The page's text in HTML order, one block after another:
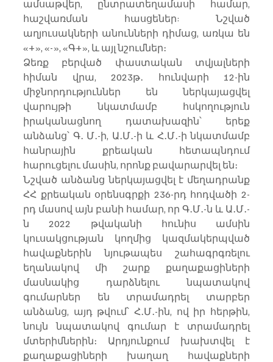
ամսաթվեր, ընտրատեղամասի համար,
հաշվառման հասցեներ: Նշված
աղյուսակների անունների դիմաց, առկա են
«+», «-», «Գ+», և այլ նշումներ։
Ձեռք բերված փաստական տվյալների
հիման վրա, 2023թ․ հունվարի 12-ին
միջնորդություններ են ներկայացվել
վարույթի նկատմամբ հսկողություն
իրականացնող դատախազին՝ երեք
անձանց՝ Գ․ Մ․-ի, Ա․Մ․-ի և Հ․Մ․-ի նկատմամբ
հանրային քրեական հետապնդում
հարուցելու մասին, որոնք բավարարվել են։
Նշված անձանց ներկայացվել է մեղադրանք
ՀՀ քրեական օրենսգրքի 236-րդ հոդվածի 2-
րդ մասով այն բանի համար, որ Գ․Մ․-ն և Ա․Մ․-
ն 2022 թվականի հունիս ամսին
կուսակցության կողմից կազմակերպված
հավաքներին նյութապես շահագրգռելու
եղանակով մի շարք քաղաքացիների
մասնակից դարձնելու նպատակով
գումարներ են տրամադրել տարբեր
անձանց, այդ թվում՝ Հ․Մ․-ին, ով իր հերթին,
նույն նպատակով գումար է տրամադրել
մտերիմներին։ Արդյունքում խախտվել է
քաղաքացիների խաղաղ հավաքների